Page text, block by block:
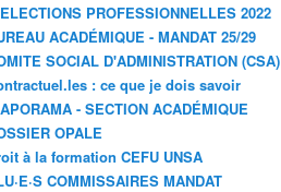
PROFESSIONNELLES 2022
ACADÉMIQUE - MANDAT 25/29
SOCIAL D'ADMINISTRATION (CSA)
: ce que je dois savoir
- SECTION ACADÉMIQUE
OPALE
à la formation CEFU UNSA
COMMISSAIRES MANDAT